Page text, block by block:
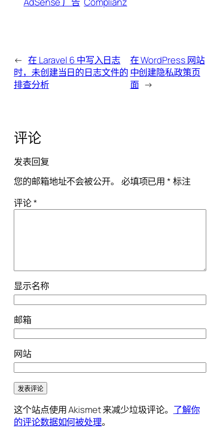
← 在 Laravel 6 中写入日志
时，未创建当日的日志文件的
排查分析
在 WordPress 网站
中创建隐私政策页
面 →
评论
发表回复
您的邮箱地址不会被公开。 必填项已用*标注
评论*
显示名称
邮箱
网站
这个站点使用 Akismet 来减少垃圾评论。 了解你
的评论数据如何被处理。